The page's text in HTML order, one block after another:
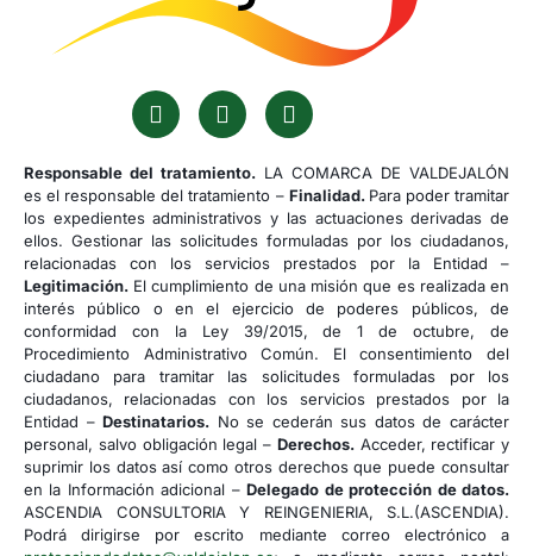
Responsable del tratamiento. LA COMARCA DE VALDEJALÓN
es el responsable del tratamiento – Finalidad. Para poder tramitar
los expedientes administrativos y las actuaciones derivadas de
ellos. Gestionar las solicitudes formuladas por los ciudadanos,
relacionadas con los servicios prestados por la Entidad –
Legitimación. El cumplimiento de una misión que es realizada en
interés público o en el ejercicio de poderes públicos, de
conformidad con la Ley 39/2015, de 1 de octubre, de
Procedimiento Administrativo Común. El consentimiento del
ciudadano para tramitar las solicitudes formuladas por los
ciudadanos, relacionadas con los servicios prestados por la
Entidad –Destinatarios. No se cederán sus datos de carácter
personal, salvo obligación legal – Derechos.Acceder, rectificar y
suprimir los datos así como otros derechos que puede consultar
en la Información adicional –Delegado de protección de datos.
ASCENDIA CONSULTORIA Y REINGENIERIA, S.L.(ASCENDIA).
Podrá dirigirse por escrito mediante correo electrónico a